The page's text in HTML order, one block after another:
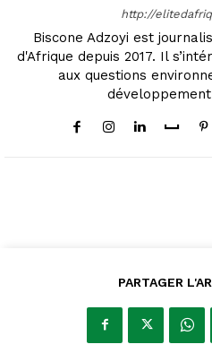
http://
Biscone Adzoyi est
d'Afrique depuis 2017. Il
aux questions
PARTAGER